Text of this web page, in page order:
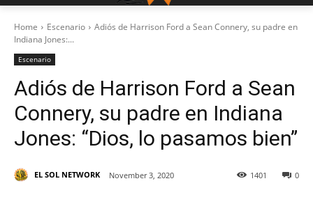
Home Escenario
Adiós de Harrison Ford a Sean Connery, su padre en
Indiana Jones:...
Escenario
Adiós de Harrison Ford a Sean
Connery, su padre en Indiana
Jones: “Dios, lo pasamos bien”
EL SOL NETWORK November 3, 2020 0
1401